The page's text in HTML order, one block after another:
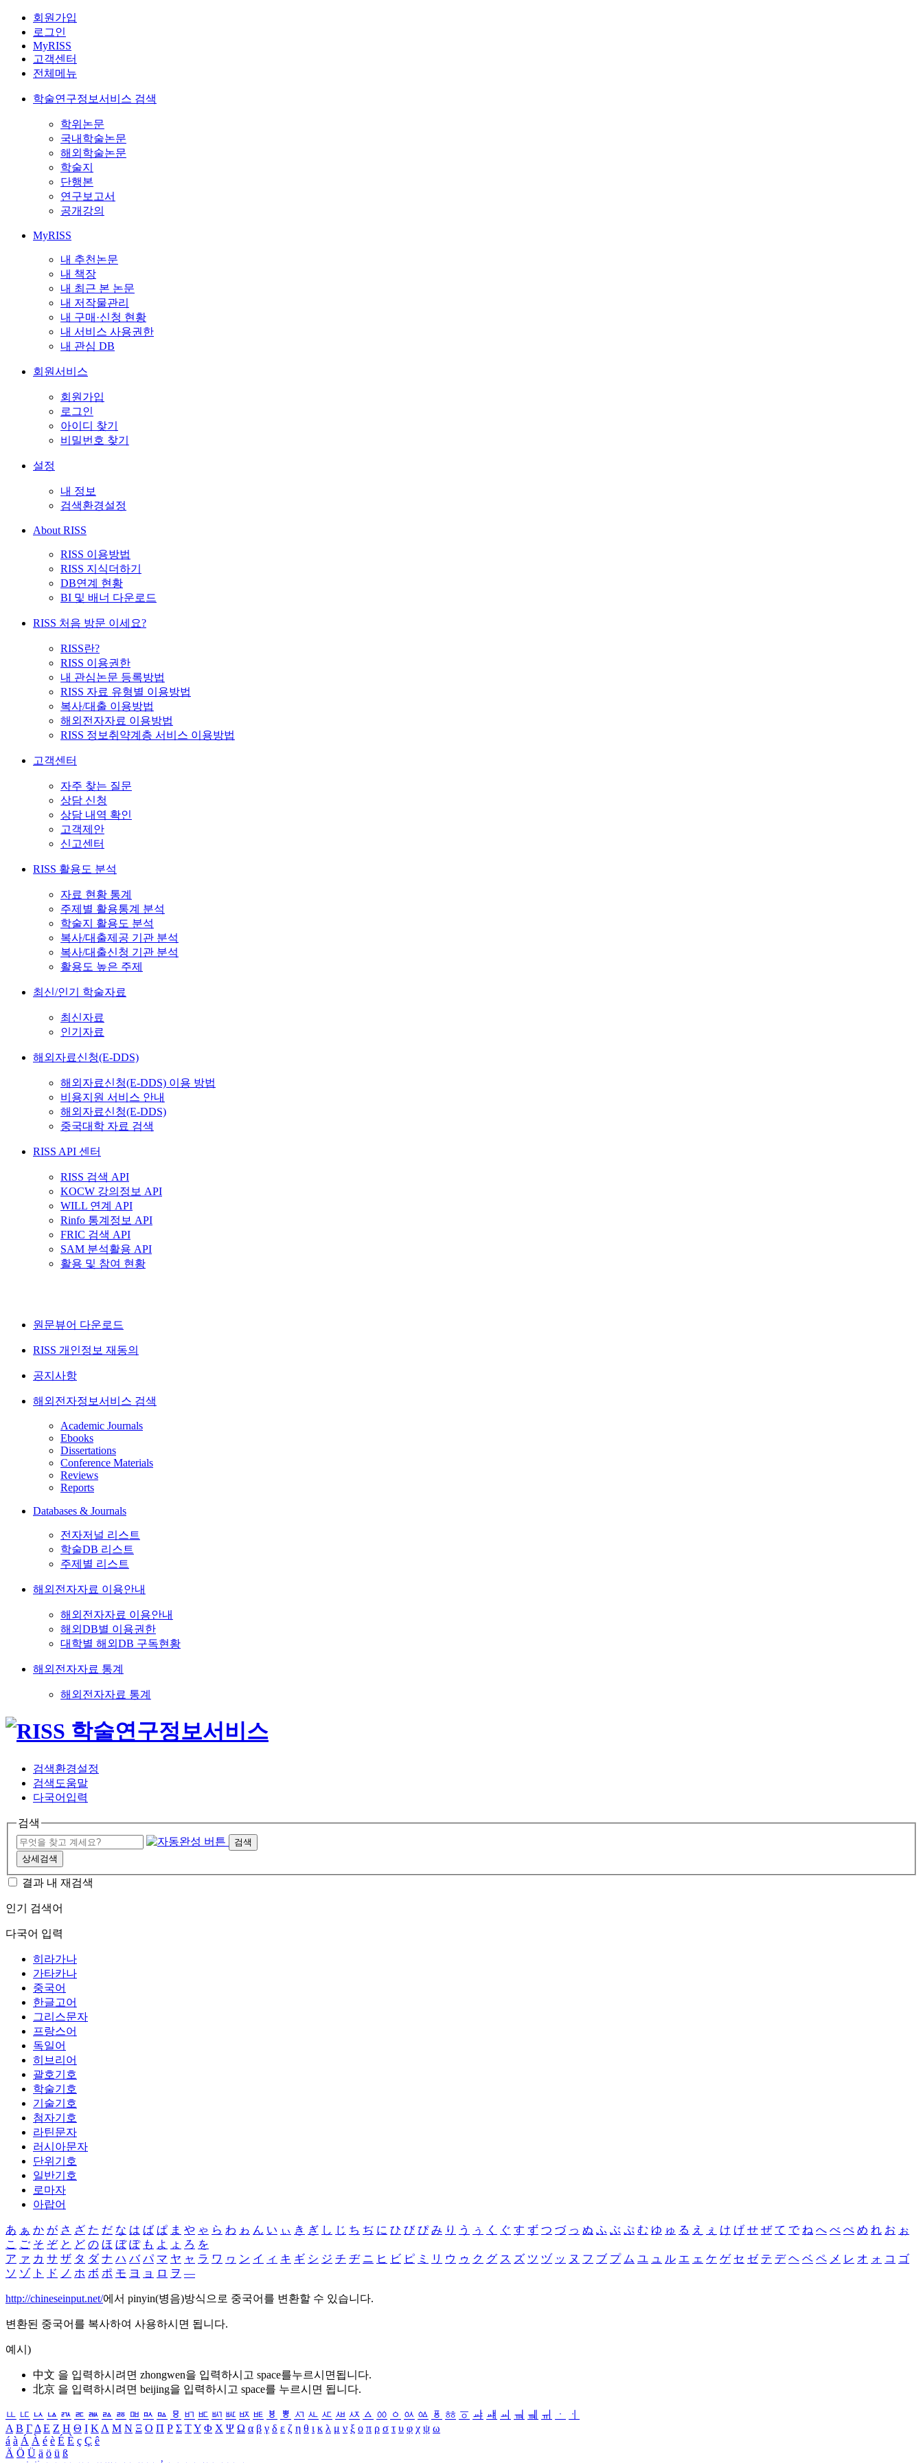
회원가입
로그인
MyRISS
고객센터
전체메뉴
학술연구정보서비스 검색
학위논문
국내학술논문
해외학술논문
학술지
단행본
연구보고서
공개강의
MyRISS
내 추천논문
내 책장
내 최근 본 논문
내 저작물관리
내 구매·신청 현황
내 서비스 사용권한
내 관심 DB
회원서비스
회원가입
로그인
아이디 찾기
비밀번호 찾기
설정
내 정보
검색환경설정
About RISS
RISS 이용방법
RISS 지식더하기
DB연계 현황
BI 및 배너 다운로드
RISS 처음 방문 이세요?
RISS란?
RISS 이용권한
내 관심논문 등록방법
RISS 자료 유형별 이용방법
복사/대출 이용방법
해외전자자료 이용방법
RISS 정보취약계층 서비스 이용방법
고객센터
자주 찾는 질문
상담 신청
상담 내역 확인
고객제안
신고센터
RISS 활용도 분석
자료 현황 통계
주제별 활용통계 분석
학술지 활용도 분석
복사/대출제공 기관 분석
복사/대출신청 기관 분석
활용도 높은 주제
최신/인기 학술자료
최신자료
인기자료
해외자료신청(E-DDS)
해외자료신청(E-DDS) 이용 방법
비용지원 서비스 안내
해외자료신청(E-DDS)
중국대학 자료 검색
RISS API 센터
RISS 검색 API
KOCW 강의정보 API
WILL 연계 API
Rinfo 통계정보 API
FRIC 검색 API
SAM 분석활용 API
활용 및 참여 현황
원문뷰어 다운로드
RISS 개인정보 재동의
공지사항
해외전자정보서비스 검색
Academic Journals
Ebooks
Dissertations
Conference Materials
Reviews
Reports
Databases & Journals
전자저널 리스트
학술DB 리스트
주제별 리스트
해외전자자료 이용안내
해외전자자료 이용안내
해외DB별 이용권한
대학별 해외DB 구독현황
해외전자자료 통계
해외전자자료 통계
검색환경설정
검색도움말
다국어입력
검색
검색
상세검색
결과 내 재검색
인기 검색어
다국어 입력
히라가나
가타카나
중국어
한글고어
그리스문자
프랑스어
독일어
히브리어
괄호기호
학술기호
기술기호
첨자기호
라틴문자
러시아문자
단위기호
일반기호
로마자
아랍어
あ ぁ か が さ ざ た だ な は ば ぱ ま や ゃ ら わ ゎ ん い ぃ き ぎ し じ ち ぢ に ひ び ぴ み り う ぅ く ぐ す ず つ づ っ ぬ ふ ぶ ぷ む ゆ ゅ る え ぇ け げ せ ぜ て で ね へ べ ぺ め れ お ぉ
こ ご そ ぞ と ど の ほ ぼ ぽ も よ ょ ろ を
ア ァ カ サ ザ タ ダ ナ ハ バ パ マ ヤ ャ ラ ワ ヮ ン イ ィ キ ギ シ ジ チ ヂ ニ ヒ ビ ピ ミ リ ウ ゥ ク グ ス ズ ツ ヅ ッ ヌ フ ブ プ ム ユ ュ ル エ ェ ケ ゲ セ ゼ テ デ ヘ ベ ペ メ レ オ ォ コ ゴ
ソ ゾ ト ド ノ ホ ボ ポ モ ヨ ョ ロ ヲ ―
http://chineseinput.net/에서 pinyin(병음)방식으로 중국어를 변환할 수 있습니다.
변환된 중국어를 복사하여 사용하시면 됩니다.
예시)
中文 을 입력하시려면 zhongwen을 입력하시고 space를누르시면됩니다.
北京 을 입력하시려면 beijing을 입력하시고 space를 누르시면 됩니다.
ㅥ ㅦ ㅧ ㅨ ㅩ ㅪ ㅫ ㅬ ㅭ ㅮ ㅯ ㅰ ㅱ ㅲ ㅳ ㅴ ㅵ ㅶ ㅷ ㅸ ㅹ ㅺ ㅻ ㅼ ㅽ ㅾ ㅿ ㆀ ㆁ ㆂ ㆃ ㆄ ㆅ ㆆ ㆇ ㆈ ㆉ ㆊ ㆋ ㆌ ㆍ
ㆎ
Α Β ΓΔ Ε Ζ Η Θ Ι ΚΛ Μ Ν Ξ Ο Π Ρ Σ ΤΥ Φ Χ Ψ Ω α β γ δ ε ζ η θ ι κ λ μ ν ξ ο π ρ σ τ υ φ χ ψ ω
á à Á À é è É È ç Ç ê
Ä Ö Ü ä ö ü ß